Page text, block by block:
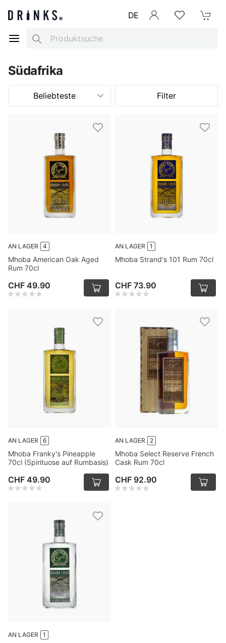
DE
Search
Südafrika
Beliebteste Filter
AN LAGER 4
Mhoba American Oak Aged
Rum 70cl
CHF 49.90
AN LAGER 1
Mhoba Strand's 101 Rum 70cl
CHF 73.90
AN LAGER 6
Mhoba Franky's Pineapple
70cl (Spirituose auf Rumbasis)
CHF 49.90
AN LAGER 2
Mhoba Select Reserve French
Cask Rum 70cl
CHF 92.90
AN LAGER 1